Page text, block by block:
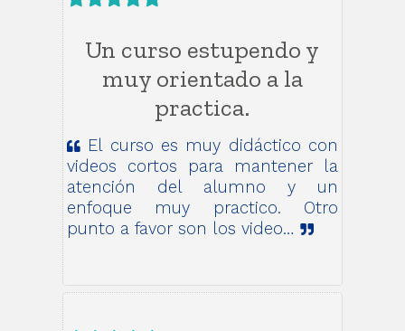
Un curso estupendo y
muy orientado a la
practica.
El curso es muy didáctico con
videos cortos para mantener la
atención del alumno y un
enfoque muy practico. Otro
punto a favor son los video…